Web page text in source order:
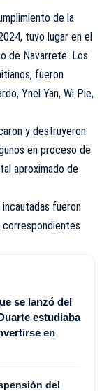
de la
tuvo lugar en el
de Navarrete. Los
fueron
Ynel Yan, Wi Pie,
y destruyeron
en proceso de
aproximado de
fueron
se lanzó del
estudiaba
en
del